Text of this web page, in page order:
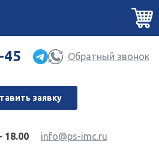
45 Обратный звонок
заявку
18.00 info@ps-imc.ru